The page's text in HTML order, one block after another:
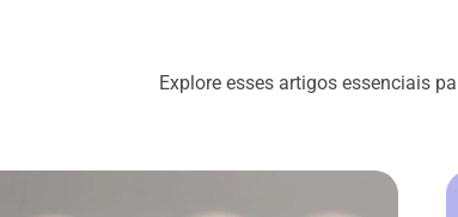
Explore esses artigos essenciais